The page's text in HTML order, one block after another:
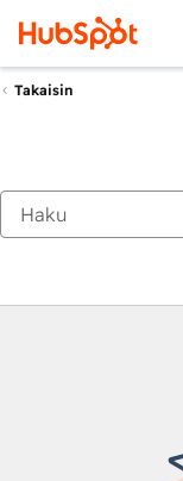
Takaisin